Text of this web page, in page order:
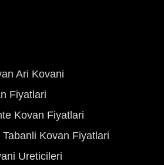
Ari Kovani
Fiyatlari
Kovan Fiyatlari
Kovan Fiyatlari
Ureticileri